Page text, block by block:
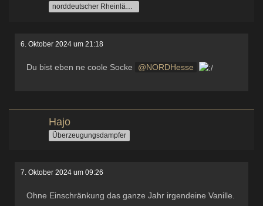
norddeutscher Rheinländer
6. Oktober 2024 um 21:18
Du bist eben ne coole Socke NORDHesse
Hajo
Überzeugungsdampfer
7. Oktober 2024 um 09:26
Ohne Einschränkung das ganze Jahr irgendeine Vanille.